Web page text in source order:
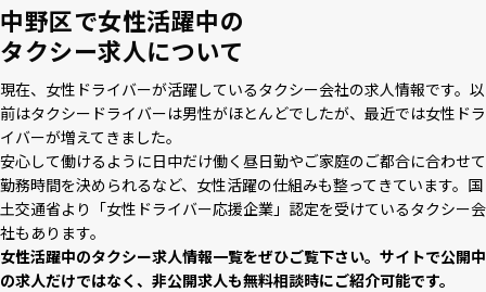
中野区で女性活躍中の
タクシー求人について
現在、⼥性ドライバーが活躍しているタクシー会社の求⼈情報です。以
前はタクシードライバーは男性がほとんどでしたが、最近では⼥性ドラ
イバーが増えてきました。
安⼼して働けるように⽇中だけ働く昼⽇勤やご家庭のご都合に合わせて
勤務時間を決められるなど、⼥性活躍の仕組みも整ってきています。国
⼟交通省より「⼥性ドライバー応援企業」認定を受けているタクシー会
社もあります。
⼥性活躍中のタクシー求⼈情報⼀覧をぜひご覧下さい。サイトで公開中
の求⼈だけではなく、⾮公開求⼈も無料相談時にご紹介可能です。